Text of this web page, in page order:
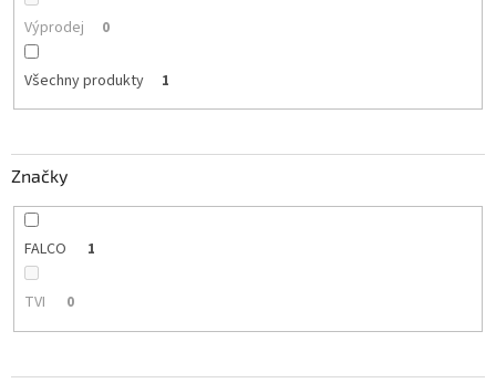
Výprodej 0
Všechny produkty 1
Značky
FALCO 1
TVI 0